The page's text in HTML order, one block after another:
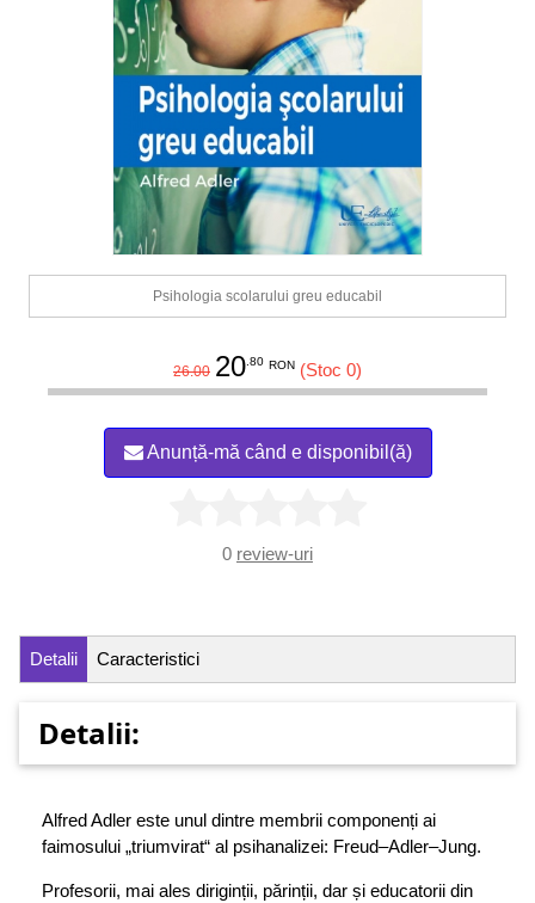
Psihologia scolarului greu educabil
26.00 20.80 RON (Stoc 0)
Anunță-mă când e disponibil(ă)
0 review-uri
Detalii Caracteristici
Detalii:
Alfred Adler este unul dintre membrii componenți ai
faimosului „triumvirat“ al psihanalizei: Freud–Adler–Jung.
Profesorii, mai ales diriginții, părinții, dar și educatorii din